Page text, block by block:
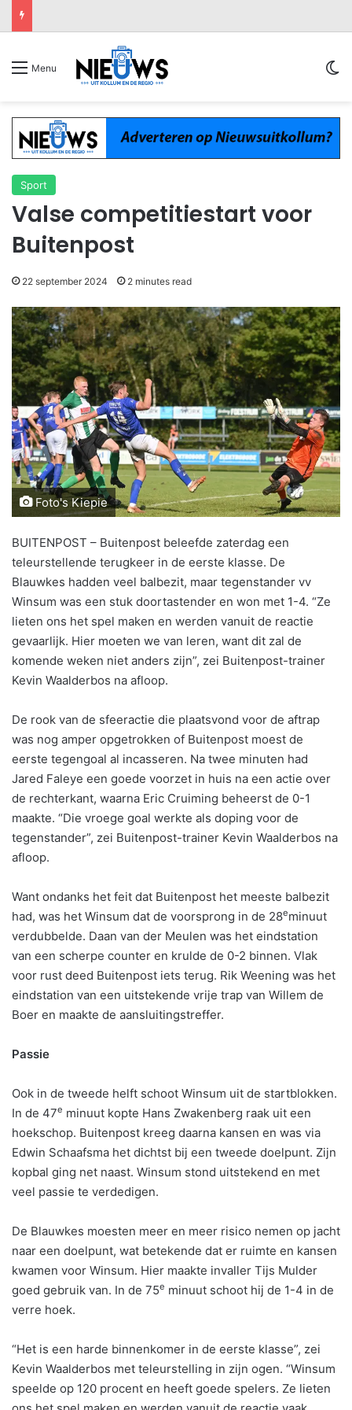
Menu
Sport
Valse competitiestart voor
Buitenpost
22 september 2024 2 minutes read
Foto's Kiepie
BUITENPOST – Buitenpost beleefde zaterdag een
teleurstellende terugkeer in de eerste klasse. De
Blauwkes hadden veel balbezit, maar tegenstander vv
Winsum was een stuk doortastender en won met 1-4. “Ze
lieten ons het spel maken en werden vanuit de reactie
gevaarlijk. Hier moeten we van leren, want dit zal de
komende weken niet anders zijn”, zei Buitenpost-trainer
Kevin Waalderbos na afloop.
De rook van de sfeeractie die plaatsvond voor de aftrap
was nog amper opgetrokken of Buitenpost moest de
eerste tegengoal al incasseren. Na twee minuten had
Jared Faleye een goede voorzet in huis na een actie over
de rechterkant, waarna Eric Cruiming beheerst de 0-1
maakte. “Die vroege goal werkte als doping voor de
tegenstander”, zei Buitenpost-trainer Kevin Waalderbos na
afloop.
Want ondanks het feit dat Buitenpost het meeste balbezit
had, was het Winsum dat de voorsprong in de 28eminuut
verdubbelde. Daan van der Meulen was het eindstation
van een scherpe counter en krulde de 0-2 binnen. Vlak
voor rust deed Buitenpost iets terug. Rik Weening was het
eindstation van een uitstekende vrije trap van Willem de
Boer en maakte de aansluitingstreffer.
Passie
Ook in de tweede helft schoot Winsum uit de startblokken.
In de 47e minuut kopte Hans Zwakenberg raak uit een
hoekschop. Buitenpost kreeg daarna kansen en was via
Edwin Schaafsma het dichtst bij een tweede doelpunt. Zijn
kopbal ging net naast. Winsum stond uitstekend en met
veel passie te verdedigen.
De Blauwkes moesten meer en meer risico nemen op jacht
naar een doelpunt, wat betekende dat er ruimte en kansen
kwamen voor Winsum. Hier maakte invaller Tijs Mulder
goed gebruik van. In de 75e minuut schoot hij de 1-4 in de
verre hoek.
“Het is een harde binnenkomer in de eerste klasse”, zei
Kevin Waalderbos met teleurstelling in zijn ogen. “Winsum
speelde op 120 procent en heeft goede spelers. Ze lieten